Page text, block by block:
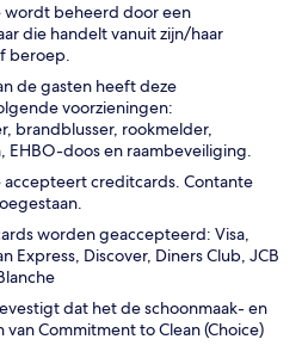
wordt beheerd door een
die handelt vanuit zijn/haar
beroep.
de gasten heeft deze
voorzieningen:
brandblusser, rookmelder,
EHBO-doos en raambeveiliging.
accepteert creditcards. Contante
worden geaccepteerd: Visa,
Express, Discover, Diners Club, JCB
dat het de schoonmaak- en
Commitment to Clean (Choice)